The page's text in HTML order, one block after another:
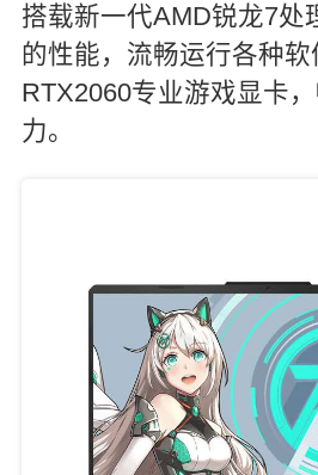
搭载新一代AMD锐龙7处
的性能，流畅运行各种软
RTX2060专业游戏显卡
力。